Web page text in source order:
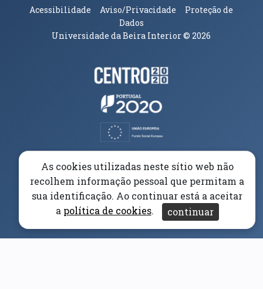
Acessibilidade Aviso/Privacidade
Proteção de
Dados
Universidade da Beira Interior© 2026
Parceiros e Financiadores
(abre em nova janela)
(abre em nova janela)
As cookies utilizadas neste sítio web não
recolhem informação pessoal que permitam a
sua identificação. Ao continuar está a aceitar
a política de cookies. continuar